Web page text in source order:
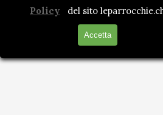
Policy
del sito
Accetta